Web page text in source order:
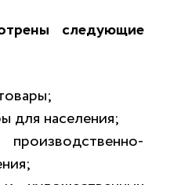
следующие
для населения;